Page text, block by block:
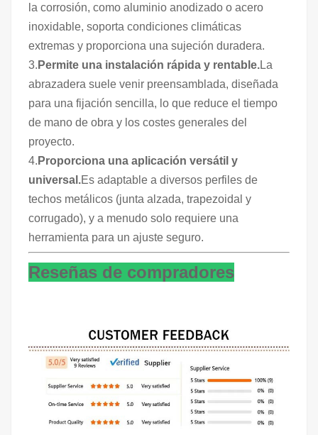
la corrosión, como aluminio anodizado o acero
inoxidable, soporta condiciones climáticas
extremas y proporciona una sujeción duradera.
3. Permite una instalación rápida y rentable.La
abrazadera suele venir preensamblada, diseñada
para una fijación sencilla, lo que reduce el tiempo
de mano de obra y los costes generales del
proyecto.
4. Proporciona una aplicación versátil y
universal.Es adaptable a diversos perfiles de
techos metálicos (junta alzada, trapezoidal y
corrugado), y a menudo solo requiere una
herramienta para un ajuste seguro.
Reseñas de compradores